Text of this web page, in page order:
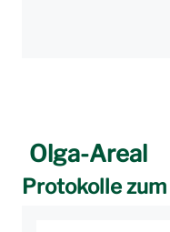
Olga-Areal
Protokolle